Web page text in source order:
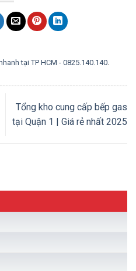
tại TP HCM - 0825.140.140.
Tổng kho cung cấp bếp gas
tại Quận 1 | Giá rẻ nhất 2025